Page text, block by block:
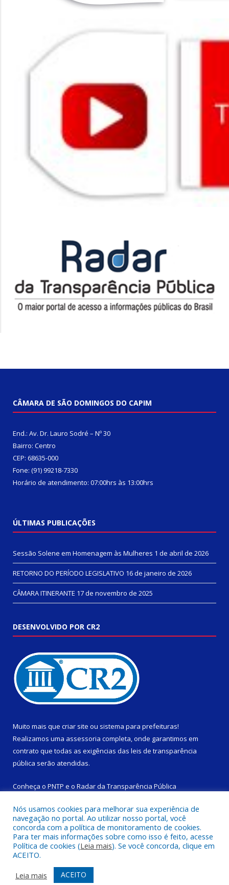
CÂMARA DE SÃO DOMINGOS DO CAPIM
End.: Av. Dr. Lauro Sodré – Nº 30
Bairro: Centro
CEP: 68635-000
Fone: (91) 99218-7330
Horário de atendimento: 07:00hrs às 13:00hrs
ÚLTIMAS PUBLICAÇÕES
Sessão Solene em Homenagem às Mulheres 1 de abril de 2026
RETORNO DO PERÍODO LEGISLATIVO 16 de janeiro de 2026
CÂMARA ITINERANTE 17 de novembro de 2025
DESENVOLVIDO POR CR2
Muito mais que criar site ou sistema para prefeituras!
Realizamos uma assessoria completa, onde garantimos em
contrato que todas as exigências das leis de transparência
pública serão atendidas.
Conheça o PNTP e o Radar da Transparência Pública
Todos os direitos reservados a Câmara Municipal de São
Domingos do Capim.
Mapa do Site
Acessar Área Administrativa
Nós usamos cookies para melhorar sua experiência de
navegação no portal. Ao utilizar nosso portal, você
concorda com a política de monitoramento de cookies.
Para ter mais informações sobre como isso é feito, acesse
Política de cookies (Leia mais). Se você concorda, clique em
ACEITO.
Leia mais
ACEITO